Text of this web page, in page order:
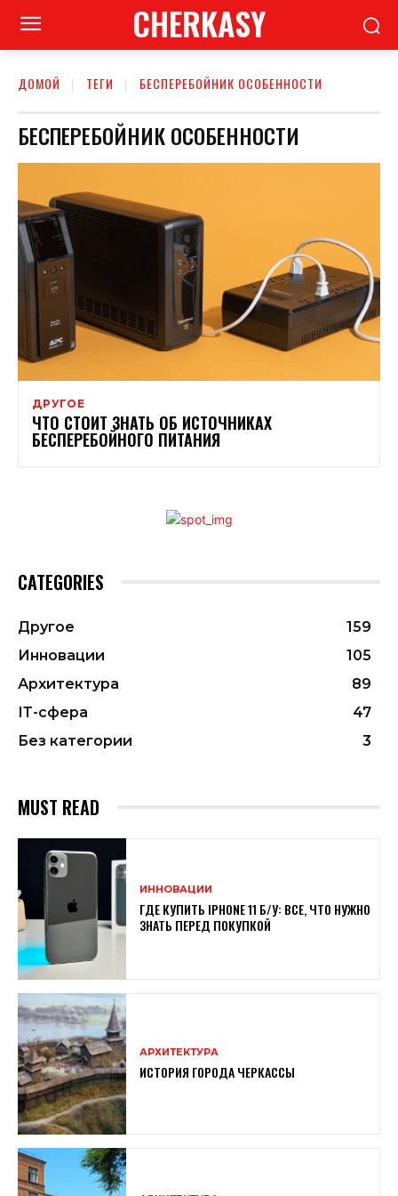
CHERKASY
ДОМОЙ ТЕГИ БЕСПЕРЕБОЙНИК ОСОБЕННОСТИ
БЕСПЕРЕБОЙНИК ОСОБЕННОСТИ
ДРУГОЕ
ЧТО СТОИТ ЗНАТЬ ОБ ИСТОЧНИКАХ
БЕСПЕРЕБОЙНОГО ПИТАНИЯ
CATEGORIES
Другое
159
Инновации
105
Архитектура
89
ІТ-сфера
47
Без категории
3
MUST READ
ИННОВАЦИИ
ГДЕ КУПИТЬ IPHONE 11 Б/У: ВСЕ, ЧТО НУЖНО
ЗНАТЬ ПЕРЕД ПОКУПКОЙ
АРХИТЕКТУРА
ИСТОРИЯ ГОРОДА ЧЕРКАССЫ